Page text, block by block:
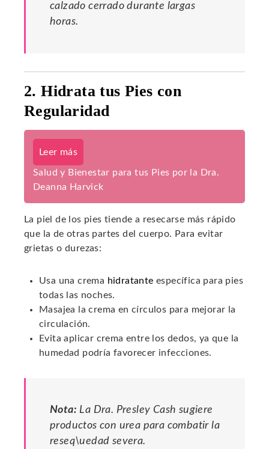
calzado cerrado durante largas
horas.
2. Hidrata tus Pies con
Regularidad
Leer más
Salud y Bienestar para tus Pies por la Dra.
Deanna Harvick
La piel de los pies tiende a resecarse más rápido
que la de otras partes del cuerpo. Para evitar
grietas o durezas:
Usa una crema hidratante específica para pies
todas las noches.
Masajea la crema en círculos para mejorar la
circulación.
Evita aplicar crema entre los dedos, ya que la
humedad podría favorecer infecciones.
Nota: La Dra. Presley Cash sugiere
productos con urea para combatir la
reseq\uedad severa.